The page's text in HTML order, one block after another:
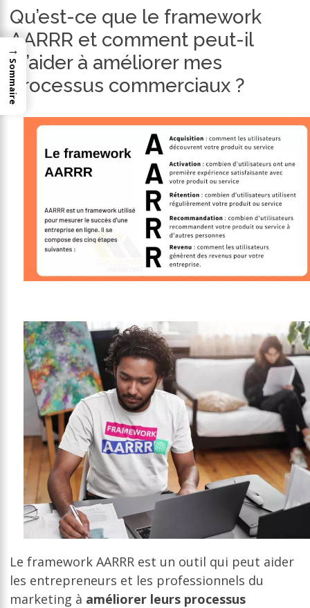
Qu’est-ce que le framework
AARRR et comment peut-il
m’aider à améliorer mes
processus commerciaux ?
Le framework AARRR est un outil qui peut aider
les entrepreneurs et les professionnels du
marketing à améliorer leurs processus
→
Sommaire